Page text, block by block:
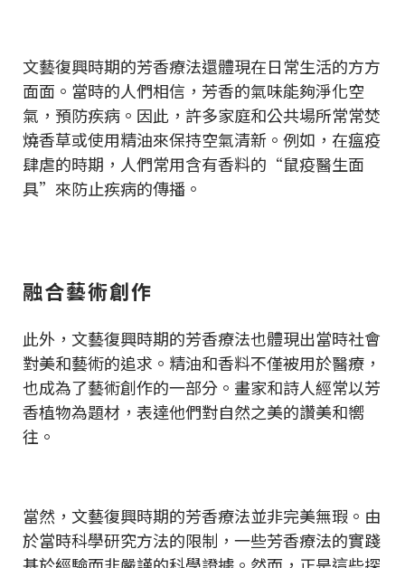
文藝復興時期的芳香療法還體現在日常生活的方方
面面。當時的人們相信，芳香的氣味能夠淨化空
氣，預防疾病。因此，許多家庭和公共場所常常焚
燒香草或使用精油來保持空氣清新。例如，在瘟疫
肆虐的時期，人們常用含有香料的“鼠疫醫生面
具”來防止疾病的傳播。
融合藝術創作
此外，文藝復興時期的芳香療法也體現出當時社會
對美和藝術的追求。精油和香料不僅被用於醫療，
也成為了藝術創作的一部分。畫家和詩人經常以芳
香植物為題材，表達他們對自然之美的讚美和嚮
往。
當然，文藝復興時期的芳香療法並非完美無瑕。由
於當時科學研究方法的限制，一些芳香療法的實踐